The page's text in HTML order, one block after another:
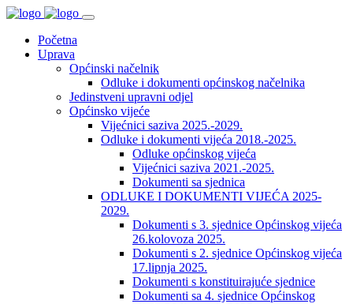
Početna
Uprava
Općinski načelnik
Odluke i dokumenti općinskog načelnika
Jedinstveni upravni odjel
Općinsko vijeće
Vijećnici saziva 2025.-2029.
Odluke i dokumenti vijeća 2018.-2025.
Odluke općinskog vijeća
Vijećnici saziva 2021.-2025.
Dokumenti sa sjednica
ODLUKE I DOKUMENTI VIJEĆA 2025-
2029.
Dokumenti s 3. sjednice Općinskog vijeća
26.kolovoza 2025.
Dokumenti s 2. sjednice Općinskog vijeća
17.lipnja 2025.
Dokumenti s konstituirajuće sjednice
Dokumenti sa 4. sjednice Općinskog